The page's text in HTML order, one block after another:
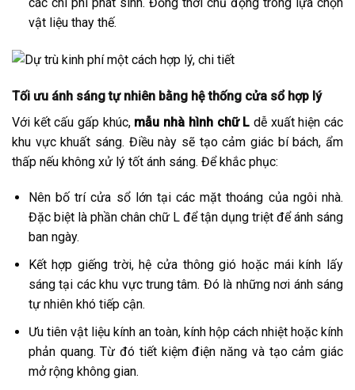
vật liệu thay thế.
Tối ưu ánh sáng tự nhiên bằng hệ thống cửa sổ hợp lý
Với kết cấu gấp khúc,mẫu nhà hình chữ L dễ xuất hiện các
khu vực khuất sáng. Điều này sẽ tạo cảm giác bí bách, ẩm
thấp nếu không xử lý tốt ánh sáng. Để khắc phục:
Nên bố trí cửa sổ lớn tại các mặt thoáng của ngôi nhà.
Đặc biệt là phần chân chữ L để tận dụng triệt để ánh sáng
ban ngày.
Kết hợp giếng trời, hệ cửa thông gió hoặc mái kính lấy
sáng tại các khu vực trung tâm. Đó là những nơi ánh sáng
tự nhiên khó tiếp cận.
Ưu tiên vật liệu kính an toàn, kính hộp cách nhiệt hoặc kính
phản quang. Từ đó tiết kiệm điện năng và tạo cảm giác
mở rộng không gian.